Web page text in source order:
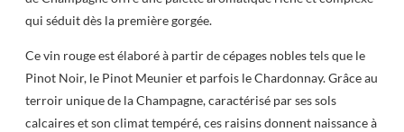
qui séduit dès la première gorgée.
Ce vin rouge est élaboré à partir de cépages nobles tels que le
Pinot Noir, le Pinot Meunier et parfois le Chardonnay. Grâce au
terroir unique de la Champagne, caractérisé par ses sols
calcaires et son climat tempéré, ces raisins donnent naissance à